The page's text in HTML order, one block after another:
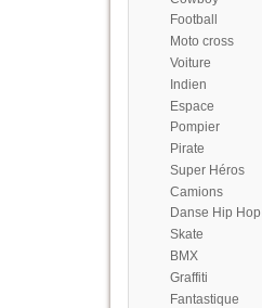
Football
Moto cross
Voiture
Indien
Espace
Pompier
Pirate
Super Héros
Camions
Danse Hip Hop
Skate
BMX
Graffiti
Fantastique